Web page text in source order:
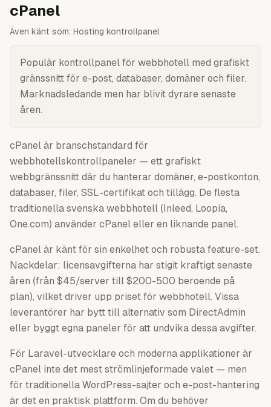
cPanel
Även känt som: Hosting kontrollpanel
Populär kontrollpanel för webbhotell med grafiskt
gränssnitt för e-post, databaser, domäner och filer.
Marknadsledande men har blivit dyrare senaste
åren.
cPanel är branschstandard för
webbhotellskontrollpaneler — ett grafiskt
webbgränssnitt där du hanterar domäner, e-postkonton,
databaser, filer, SSL-certifikat och tillägg. De flesta
traditionella svenska webbhotell (Inleed, Loopia,
One.com) använder cPanel eller en liknande panel.
cPanel är känt för sin enkelhet och robusta feature-set.
Nackdelar: licensavgifterna har stigit kraftigt senaste
åren (från $45/server till $200-500 beroende på
plan), vilket driver upp priset för webbhotell. Vissa
leverantörer har bytt till alternativ som DirectAdmin
eller byggt egna paneler för att undvika dessa avgifter.
För Laravel-utvecklare och moderna applikationer är
cPanel inte det mest strömlinjeformade valet — men
för traditionella WordPress-sajter och e-post-hantering
är det en praktisk plattform. Om du behöver